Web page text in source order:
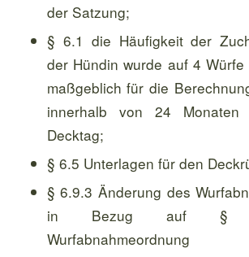
der Satzung;
§ 6.1 die Häufigkeit der
der Hündin wurde auf 4
maßgeblich für die
innerhalb von 24
Decktag;
§ 6.5 Unterlagen für den
§ 6.9.3 Änderung des
in Bezug auf §
Wurfabnahmeordnung